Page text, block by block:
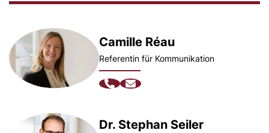
Camille Réau
Referentin für Kommunikation
Dr. Stephan Seiler